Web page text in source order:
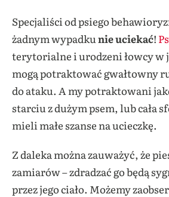
Specjaliści od psiego
żadnym wypadku nie uciekać!
terytorialne i urodzeni łowcy w
mogą potraktować gwałtowny
do ataku. A my potraktowani
starciu z dużym psem, lub cała
mieli małe szanse na ucieczkę.
Z daleka można zauważyć, że
zamiarów – zdradzać go będą
przez jego ciało. Możemy